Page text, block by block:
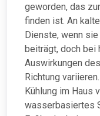
geworden, das
finden ist. An
Dienste, wenn
beiträgt, doch bei
Auswirkungen
Richtung
Kühlung im Haus
wasserbasiertes